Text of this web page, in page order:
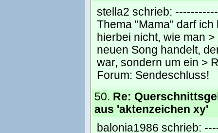
stella2 schrieb:
Thema "Mama" darf
hierbei nicht, wie man
neuen Song handelt,
war, sondern um ein >
Forum: Sendeschluss!
50. Re:
aus 'aktenzeichen xy'
balonia1986 schrieb: